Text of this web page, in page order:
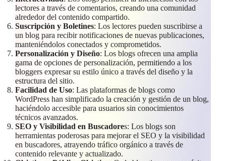
lectores a través de comentarios, creando una comunidad
alrededor del contenido compartido.
Suscripción y Boletines: Los lectores pueden suscribirse a
un blog para recibir notificaciones de nuevas publicaciones,
manteniéndolos conectados y comprometidos.
Personalización y Diseño: Los blogs ofrecen una amplia
gama de opciones de personalización, permitiendo a los
bloggers expresar su estilo único a través del diseño y la
estructura del sitio.
Facilidad de Uso: Las plataformas de blogs como
WordPress han simplificado la creación y gestión de un blog,
haciéndolo accesible para usuarios sin conocimientos
técnicos avanzados.
SEO y Visibilidad en Buscadores: Los blogs son
herramientas poderosas para mejorar el SEO y la visibilidad
en buscadores, atrayendo tráfico orgánico a través de
contenido relevante y actualizado.